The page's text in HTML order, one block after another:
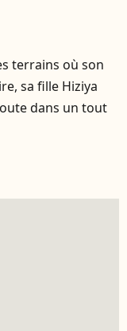
terrains où son
sa fille Hiziya
dans un tout